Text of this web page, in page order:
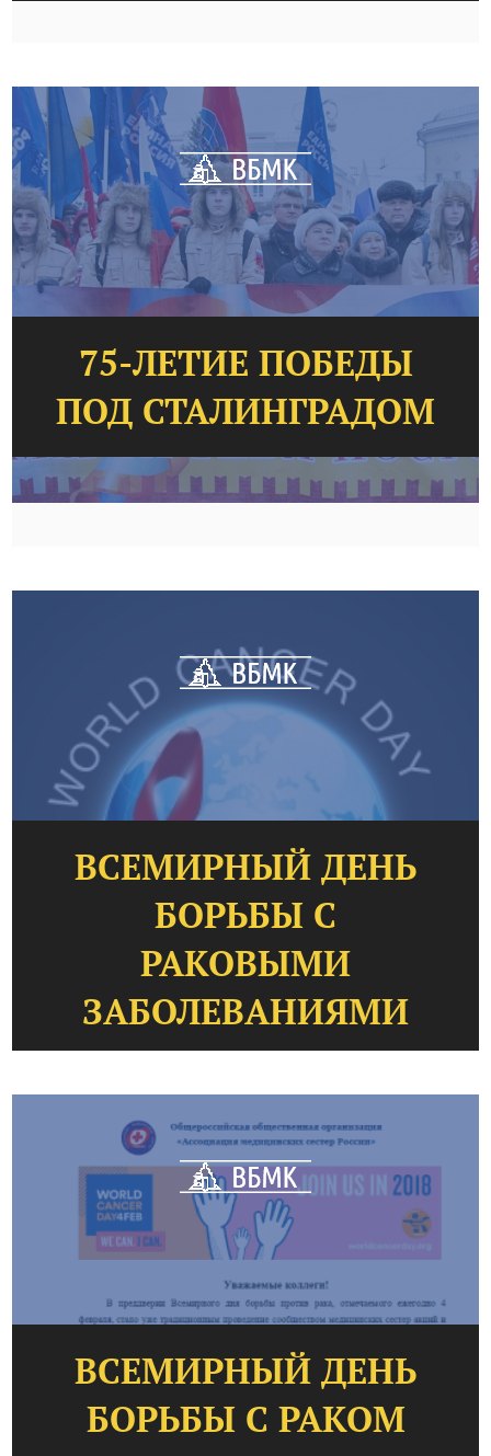
75-ЛЕТИЕ ПОБЕДЫ
ПОД СТАЛИНГРАДОМ
ВСЕМИРНЫЙ ДЕНЬ
БОРЬБЫ С
РАКОВЫМИ
ЗАБОЛЕВАНИЯМИ
ВСЕМИРНЫЙ ДЕНЬ
БОРЬБЫ С РАКОМ